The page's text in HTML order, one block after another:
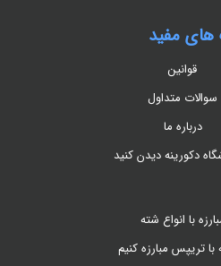
های مفید
قوانین
سوالات متداول
درباره ما
دکورینه دیدن کنید
با انواع شته
تریپس مبارزه کنیم